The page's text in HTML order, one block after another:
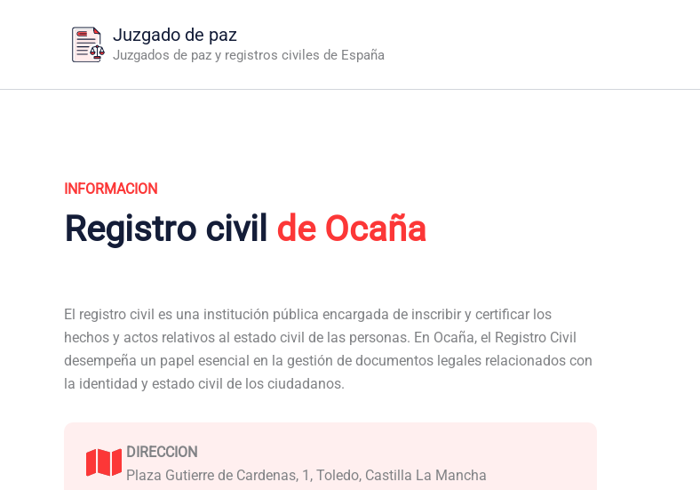
Juzgado de paz
Juzgados de paz y registros civiles de España
INFORMACION
Registro civil de Ocaña
El registro civil es una institución pública encargada de inscribir y certificar los
hechos y actos relativos al estado civil de las personas. En Ocaña, el Registro Civil
desempeña un papel esencial en la gestión de documentos legales relacionados con
la identidad y estado civil de los ciudadanos.
DIRECCION
Plaza Gutierre de Cardenas, 1, Toledo, Castilla La Mancha